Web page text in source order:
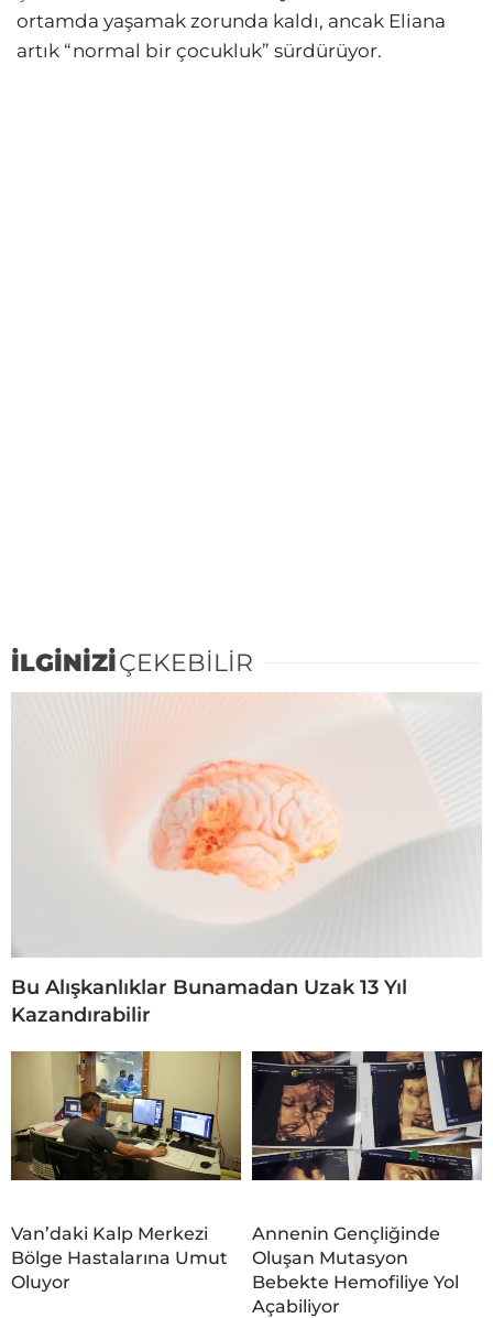
ortamda yaşamak zorunda kaldı, ancak Eliana
artık “normal bir çocukluk” sürdürüyor.
İLGİNİZİÇEKEBİLİR
Bu Alışkanlıklar Bunamadan Uzak 13 Yıl
Kazandırabilir
Van’daki Kalp Merkezi
Bölge Hastalarına Umut
Oluyor
Annenin Gençliğinde
Oluşan Mutasyon
Bebekte Hemofiliye Yol
Açabiliyor